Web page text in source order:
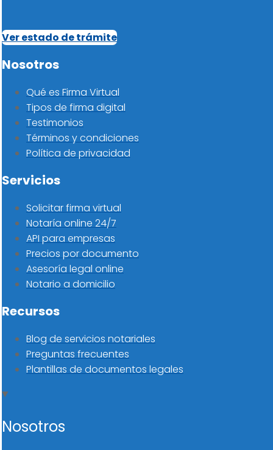
Ver estado de trámite
Nosotros
Qué es Firma Virtual
Tipos de firma digital
Testimonios
Términos y condiciones
Política de privacidad
Servicios
Solicitar firma virtual
Notaría online 24/7
API para empresas
Precios por documento
Asesoría legal online
Notario a domicilio
Recursos
Blog de servicios notariales
Preguntas frecuentes
Plantillas de documentos legales
Nosotros